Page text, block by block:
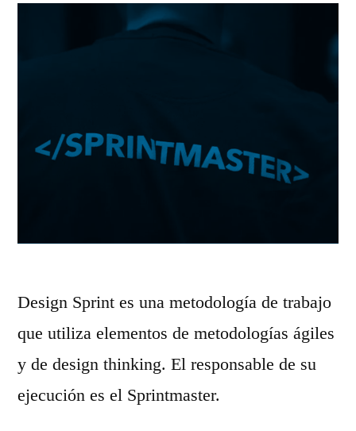
Design Sprint es una metodología de trabajo
que utiliza elementos de metodologías ágiles
y de design thinking. El responsable de su
ejecución es el Sprintmaster.